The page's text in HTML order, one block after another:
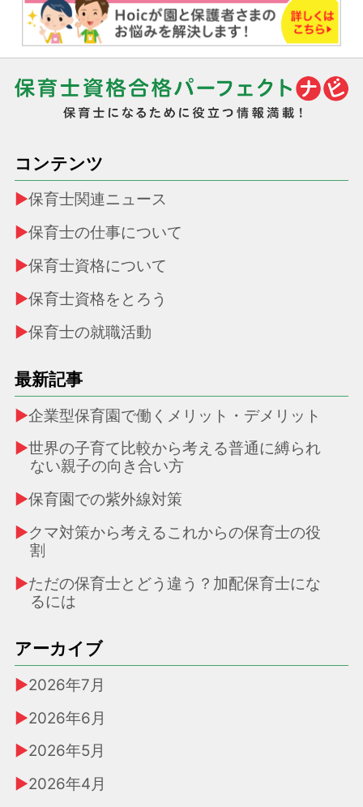
コンテンツ
保育士関連ニュース
保育士の仕事について
保育士資格について
保育士資格をとろう
保育士の就職活動
最新記事
企業型保育園で働くメリット・デメリット
世界の子育て比較から考える普通に縛られ
ない親子の向き合い方
保育園での紫外線対策
クマ対策から考えるこれからの保育士の役
割
ただの保育士とどう違う？加配保育士にな
るには
アーカイブ
2026年7月
2026年6月
2026年5月
2026年4月